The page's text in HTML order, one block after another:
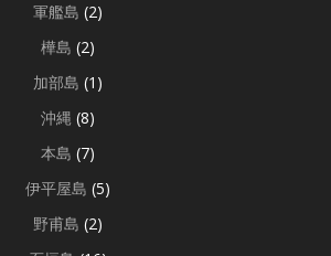
軍艦島 (2)
樺島 (2)
加部島 (1)
沖縄 (8)
本島 (7)
伊平屋島 (5)
野甫島 (2)